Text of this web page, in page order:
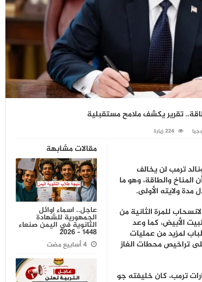
تقرير يكشف ملامح مستقبلية
224 زيارة
مقالات مشابهة
عاجل.. اسماء اوائل
الجمهورية للشهادة
الثانوية في اليمن صنعاء
1448 – 2026
ترمب لن يخالف
والطاقة، وهو ما
مدة ولايته الأولى.
صاحب الـ78 عامًا بالانسحاب للمرة الثانية من
الأبيض، كما وعد
لمزيد من عمليات
تراخيص محطات الغاز
ترمب، كان خليفته جو